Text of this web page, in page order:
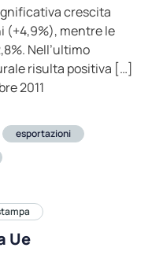
crescita
(+4,9%), mentre le
Nell’ultimo
risulta positiva […]
2011
esportazioni
Ue